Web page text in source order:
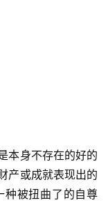
本身不存在的好的
产或成就表现出的
种被扭曲了的自尊